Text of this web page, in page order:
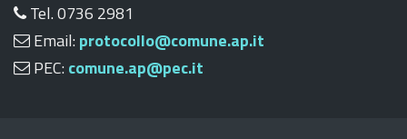
Tel. 0736 2981
Email: protocollo@comune.ap.it
PEC: comune.ap@pec.it